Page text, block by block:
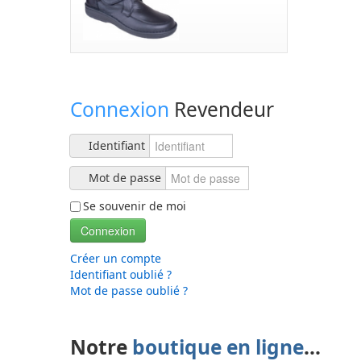
Connexion Revendeur
Identifiant
Mot de passe
Se souvenir de moi
Connexion
Créer un compte
Identifiant oublié ?
Mot de passe oublié ?
Notre boutique en ligne...